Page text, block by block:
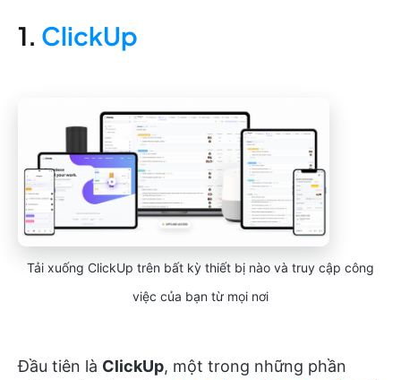
1. ClickUp
Tải xuống ClickUp trên bất kỳ thiết bị nào và truy cập công
việc của bạn từ mọi nơi
Đầu tiên là ClickUp, một trong những phần